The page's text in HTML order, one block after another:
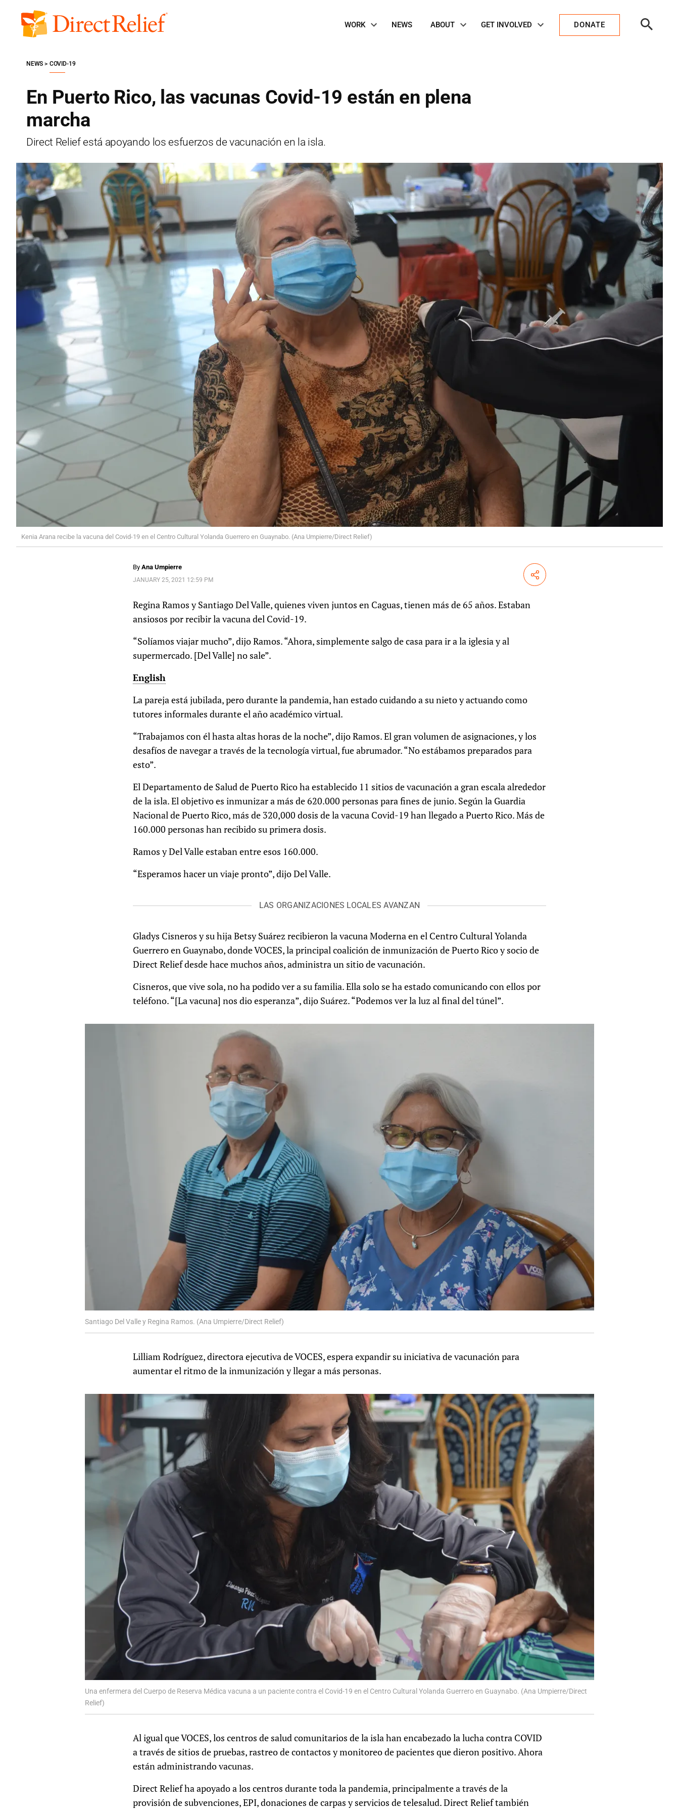
content
Direct
Navigation
WORK NEWS ABOUT GET INVOLVED DONATE
Search
En Puerto Rico, las vacunas Covid-19 están en plena
marcha
Direct Relief está apoyando los esfuerzos de vacunación en la isla.
NEWS COVID-19
Kenia Arana recibe la vacuna del Covid-19 en el Centro Cultural Yolanda Guerrero en Guaynabo. (Ana Umpierre/Direct Relief)
By Ana Umpierre
JANUARY 25, 2021 12:59 PM Share
Regina Ramos y Santiago Del Valle, quienes viven juntos en Caguas, tienen más de 65 años. Estaban
ansiosos por recibir la vacuna del Covid-19.
“Solíamos viajar mucho”, dijo Ramos. “Ahora, simplemente salgo de casa para ir a la iglesia y al
supermercado. [Del Valle] no sale”.
English
La pareja está jubilada, pero durante la pandemia, han estado cuidando a su nieto y actuando como
tutores informales durante el año académico virtual.
“Trabajamos con él hasta altas horas de la noche”, dijo Ramos. El gran volumen de asignaciones, y los
desafíos de navegar a través de la tecnología virtual, fue abrumador. “No estábamos preparados para
esto”.
El Departamento de Salud de Puerto Rico ha establecido 11 sitios de vacunación a gran escala alrededor
de la isla. El objetivo es inmunizar a más de 620.000 personas para fines de junio. Según la Guardia
Nacional de Puerto Rico, más de 320,000 dosis de la vacuna Covid-19 han llegado a Puerto Rico. Más de
160.000 personas han recibido su primera dosis.
Ramos y Del Valle estaban entre esos 160.000.
“Esperamos hacer un viaje pronto”, dijo Del Valle.
LAS ORGANIZACIONES LOCALES AVANZAN
Gladys Cisneros y su hija Betsy Suárez recibieron la vacuna Moderna en el Centro Cultural Yolanda
Guerrero en Guaynabo, donde VOCES, la principal coalición de inmunización de Puerto Rico y socio de
Direct Relief desde hace muchos años, administra un sitio de vacunación.
Cisneros, que vive sola, no ha podido ver a su familia. Ella solo se ha estado comunicando con ellos por
teléfono. “[La vacuna] nos dio esperanza”, dijo Suárez. “Podemos ver la luz al final del túnel”.
Santiago Del Valle y Regina Ramos. (Ana Umpierre/Direct Relief)
Lilliam Rodríguez, directora ejecutiva de VOCES, espera expandir su iniciativa de vacunación para
aumentar el ritmo de la inmunización y llegar a más personas.
Una enfermera del Cuerpo de Reserva Médica vacuna a un paciente contra el Covid-19 en el Centro Cultural Yolanda Guerrero en Guaynabo. (Ana Umpierre/Direct
Relief)
Al igual que VOCES, los centros de salud comunitarios de la isla han encabezado la lucha contra COVID
a través de sitios de pruebas, rastreo de contactos y monitoreo de pacientes que dieron positivo. Ahora
están administrando vacunas.
Direct Relief ha apoyado a los centros durante toda la pandemia, principalmente a través de la
provisión de subvenciones, EPI, donaciones de carpas y servicios de telesalud. Direct Relief también